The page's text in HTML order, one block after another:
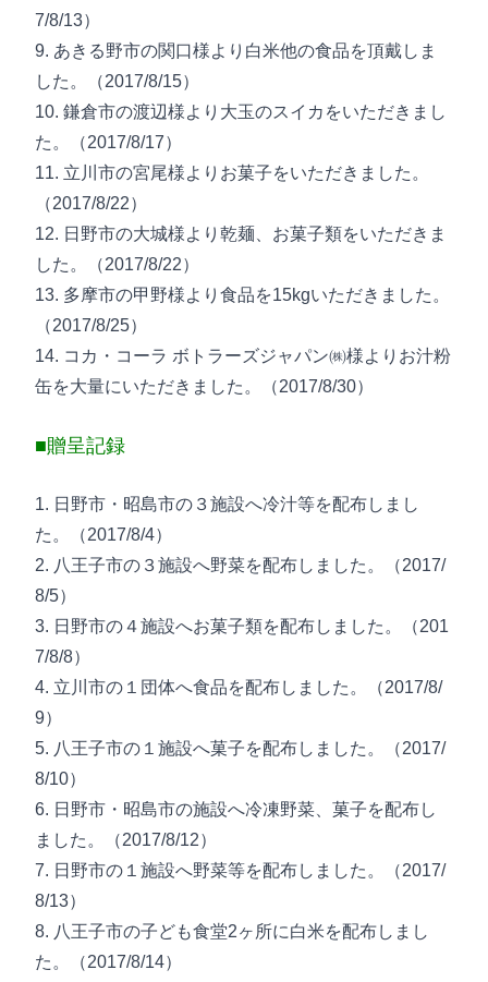
7/8/13）
9. あきる野市の関口様より白米他の食品を頂戴しま
した。（2017/8/15）
10. 鎌倉市の渡辺様より大玉のスイカをいただきまし
た。（2017/8/17）
11. 立川市の宮尾様よりお菓子をいただきました。
（2017/8/22）
12. 日野市の大城様より乾麺、お菓子類をいただきま
した。（2017/8/22）
13. 多摩市の甲野様より食品を15kgいただきました。
（2017/8/25）
14. コカ・コーラ ボトラーズジャパン㈱様よりお汁粉
缶を大量にいただきました。（2017/8/30）
■贈呈記録
1. 日野市・昭島市の３施設へ冷汁等を配布しまし
た。（2017/8/4）
2. 八王子市の３施設へ野菜を配布しました。（2017/
8/5）
3. 日野市の４施設へお菓子類を配布しました。（201
7/8/8）
4. 立川市の１団体へ食品を配布しました。（2017/8/
9）
5. 八王子市の１施設へ菓子を配布しました。（2017/
8/10）
6. 日野市・昭島市の施設へ冷凍野菜、菓子を配布し
ました。（2017/8/12）
7. 日野市の１施設へ野菜等を配布しました。（2017/
8/13）
8. 八王子市の子ども食堂2ヶ所に白米を配布しまし
た。（2017/8/14）